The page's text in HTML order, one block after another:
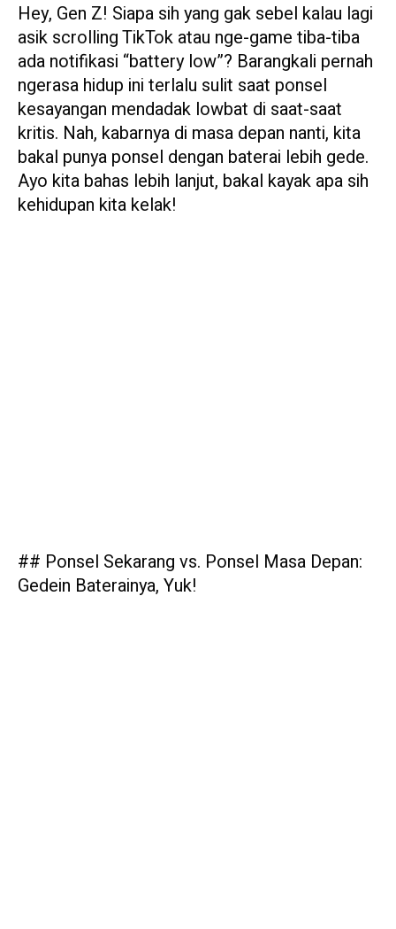
Hey, Gen Z! Siapa sih yang gak sebel kalau lagi
asik scrolling TikTok atau nge-game tiba-tiba
ada notifikasi “battery low”? Barangkali pernah
ngerasa hidup ini terlalu sulit saat ponsel
kesayangan mendadak lowbat di saat-saat
kritis. Nah, kabarnya di masa depan nanti, kita
bakal punya ponsel dengan baterai lebih gede.
Ayo kita bahas lebih lanjut, bakal kayak apa sih
kehidupan kita kelak!
## Ponsel Sekarang vs. Ponsel Masa Depan:
Gedein Baterainya, Yuk!